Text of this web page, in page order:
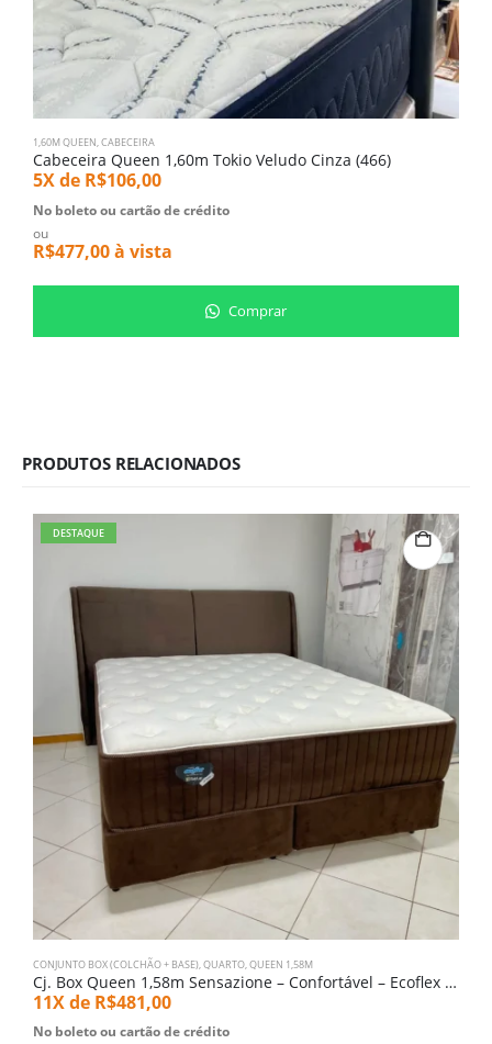
1,60M QUEEN,CABECEIRA
Cabeceira Queen 1,60m Tokio Veludo Cinza (466)
5X de R$106,00
No boleto ou cartão de crédito
ou
R$477,00à vista
Comprar
PRODUTOS RELACIONADOS
DESTAQUE
CONJUNTO BOX (COLCHÃO + BASE),QUARTO,QUEEN 1,58M
Cj. Box Queen 1,58m Sensazione – Confortável – Ecoflex (6663)
11X de R$481,00
No boleto ou cartão de crédito